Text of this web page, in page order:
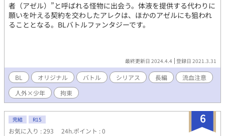
者（アゼル）”と呼ばれる怪物に出会う。体液を提供する代わりに
願いを叶える契約を交わしたアレクは、ほかのアゼルにも狙われ
ることとなる。BLバトルファンタジーです。
最終更新日 2024.4.4 登録日 2021.3.31
BL オリジナル バトル シリアス 長編
流血注意
人外×少年
拘束
6
完結 R15
お気に入り : 293 24h.ポイント : 0